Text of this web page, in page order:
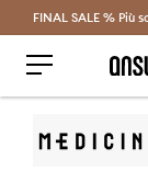
FINAL SALE % Più